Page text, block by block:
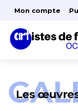
Mon compte
Les